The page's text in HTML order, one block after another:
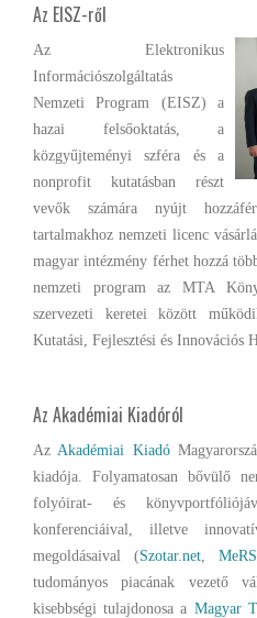
Az EISZ-ről
Az Elektronikus
Információszolgáltatás
Nemzeti Program (EISZ) a
hazai felsőoktatás, a
közgyűjteményi szféra és a
nonprofit kutatásban részt
vevők számára nyújt
tartalmakhoz nemzeti licenc
magyar intézmény férhet hozzá
nemzeti program az MTA
szervezeti keretei között
Kutatási, Fejlesztési és Innovációs
Az Akadémiai Kiadóról
AzAkadémiai Kiadó
kiadója. Folyamatosan bővülő
folyóirat- és
konferenciáival, illetve
megoldásaival (Szotar.net,
tudományos piacának vezető
kisebbségi tulajdonosa a Magyar